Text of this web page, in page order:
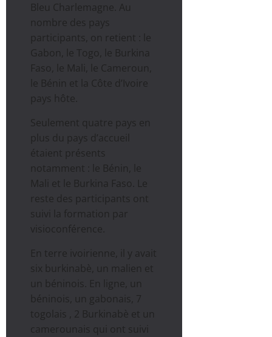
Bleu Charlemagne. Au
nombre des pays
participants, on retient : le
Gabon, le Togo, le Burkina
Faso, le Mali, le Cameroun,
le Bénin et la Côte d’Ivoire
pays hôte.
Seulement quatre pays en
plus du pays d’accueil
étaient présents
notamment : le Bénin, le
Mali et le Burkina Faso. Le
reste des participants ont
suivi la formation par
visioconférence.
En terre ivoirienne, il y avait
six burkinabè, un malien et
un béninois. En ligne, un
béninois, un gabonais, 7
togolais , 2 Burkinabè et un
camerounais qui ont suivi